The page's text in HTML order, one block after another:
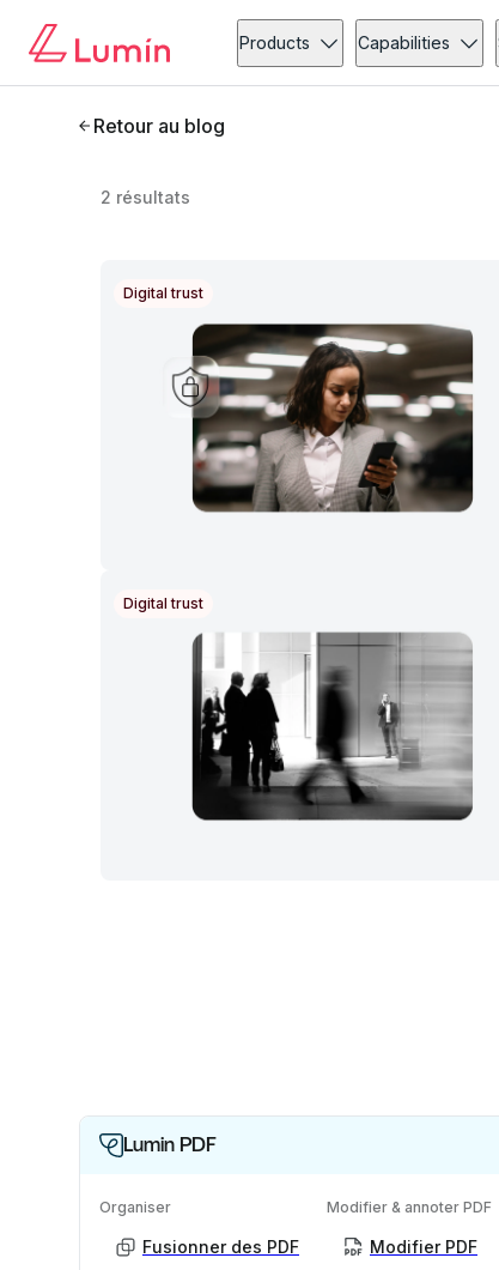
Products Capabilities
Retour au blog
2 résultats
Digital trust
Digital trust
Lumin PDF
Organiser
Fusionner des PDF
Modifier & annoter PDF
Modifier PDF